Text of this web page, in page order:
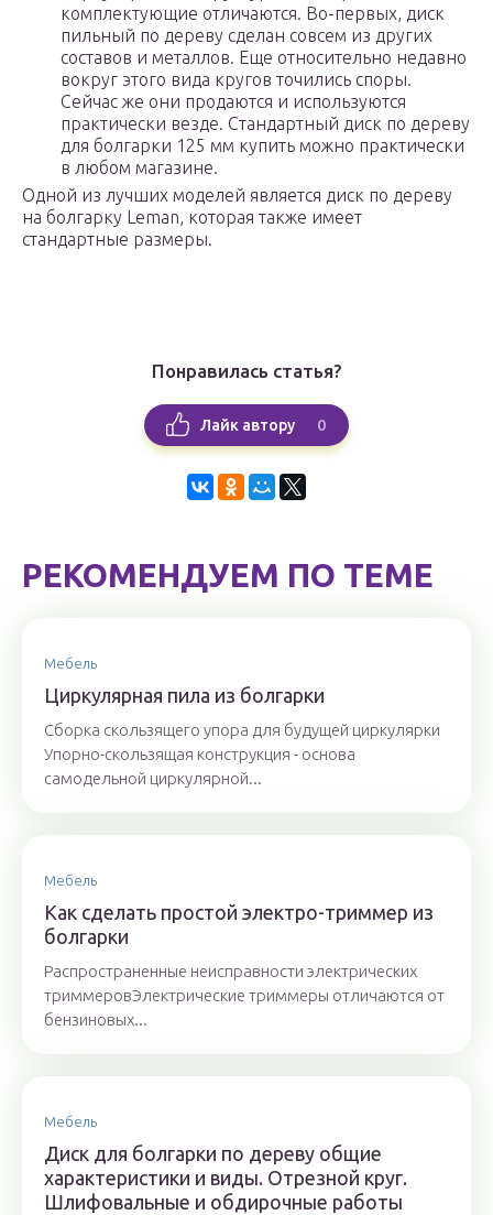
комплектующие отличаются. Во-первых, диск
пильный по дереву сделан совсем из других
составов и металлов. Еще относительно недавно
вокруг этого вида кругов точились споры.
Сейчас же они продаются и используются
практически везде. Стандартный диск по дереву
для болгарки 125 мм купить можно практически
в любом магазине.
Одной из лучших моделей является диск по дереву
на болгарку Leman, которая также имеет
стандартные размеры.
Понравилась статья?
Лайк автору 0
РЕКОМЕНДУЕМ ПО ТЕМЕ
Мебель
Циркулярная пила из болгарки
Сборка скользящего упора для будущей циркулярки
Упорно-скользящая конструкция - основа
самодельной циркулярной...
Мебель
Как сделать простой электро-триммер из
болгарки
Распространенные неисправности электрических
триммеровЭлектрические триммеры отличаются от
бензиновых...
Мебель
Диск для болгарки по дереву общие
характеристики и виды. Отрезной круг.
Шлифовальные и обдирочные работы